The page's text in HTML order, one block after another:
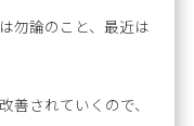
勿論のこと、最近は
善されていくので、